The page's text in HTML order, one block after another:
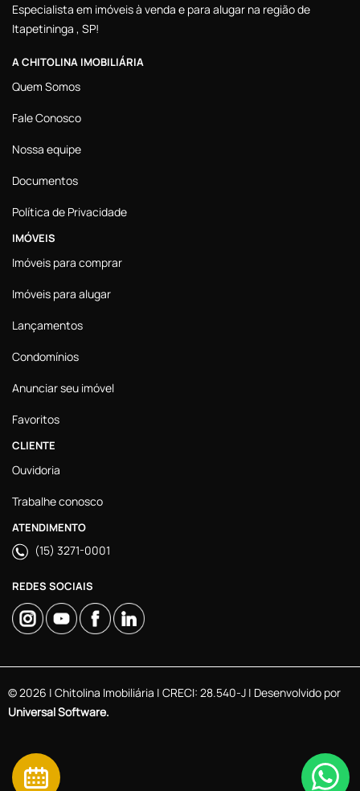
Especialista em imóveis à venda e para alugar na região de
Itapetininga , SP!
A CHITOLINA IMOBILIÁRIA
Quem Somos
Fale Conosco
Nossa equipe
Documentos
Política de Privacidade
IMÓVEIS
Imóveis para comprar
Imóveis para alugar
Lançamentos
Condomínios
Anunciar seu imóvel
Favoritos
CLIENTE
Ouvidoria
Trabalhe conosco
ATENDIMENTO
(15) 3271-0001
REDES SOCIAIS
© 2026 | Chitolina Imobiliária | CRECI: 28.540-J | Desenvolvido por
Universal Software.